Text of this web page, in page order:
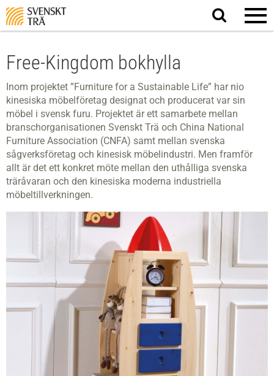
Sök
på
Free-Kingdom bokhylla
Inom projektet ”Furniture for a Sustainable Life” har nio
kinesiska möbelföretag designat och producerat var sin
möbel i svensk furu. Projektet är ett samarbete mellan
branschorganisationen Svenskt Trä och China National
Furniture Association (CNFA) samt mellan svenska
sågverksföretag och kinesisk möbelindustri. Men framför
allt är det ett konkret möte mellan den uthålliga svenska
träråvaran och den kinesiska moderna industriella
möbeltillverkningen.